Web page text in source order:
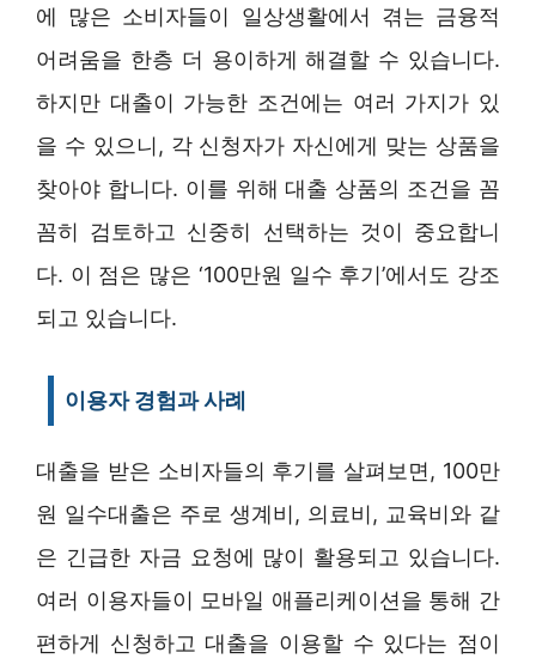
에 많은 소비자들이 일상생활에서 겪는 금융적
어려움을 한층 더 용이하게 해결할 수 있습니다.
하지만 대출이 가능한 조건에는 여러 가지가 있
을 수 있으니, 각 신청자가 자신에게 맞는 상품을
찾아야 합니다. 이를 위해 대출 상품의 조건을 꼼
꼼히 검토하고 신중히 선택하는 것이 중요합니
다. 이 점은 많은 ‘100만원 일수 후기’에서도 강조
되고 있습니다.
이용자 경험과 사례
대출을 받은 소비자들의 후기를 살펴보면, 100만
원 일수대출은 주로 생계비, 의료비, 교육비와 같
은 긴급한 자금 요청에 많이 활용되고 있습니다.
여러 이용자들이 모바일 애플리케이션을 통해 간
편하게 신청하고 대출을 이용할 수 있다는 점이